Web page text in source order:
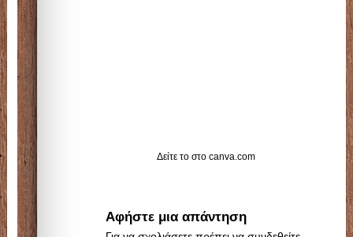
Δείτε το στο canva.com
Αφήστε μια απάντηση